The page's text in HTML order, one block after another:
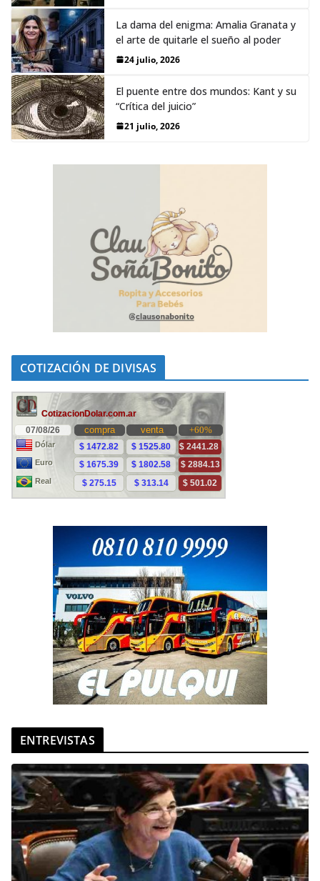
La dama del enigma: Amalia Granata y
el arte de quitarle el sueño al poder
24 julio, 2026
El puente entre dos mundos: Kant y su
“Crítica del juicio”
21 julio, 2026
COTIZACIÓN DE DIVISAS
ENTREVISTAS